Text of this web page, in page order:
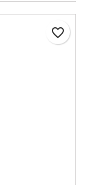
favorite_border